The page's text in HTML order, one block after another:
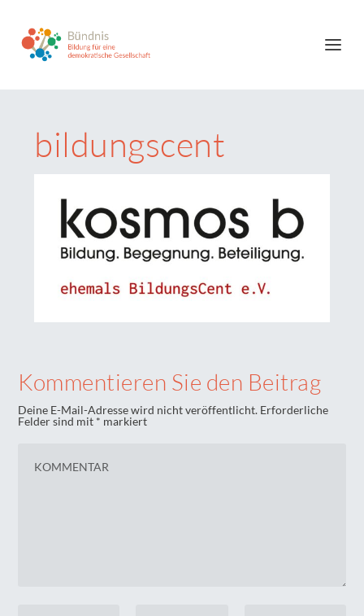
bildungscent
Kommentieren Sie den Beitrag
Deine E-Mail-Adresse wird nicht veröffentlicht. Erforderliche
Felder sind mit * markiert